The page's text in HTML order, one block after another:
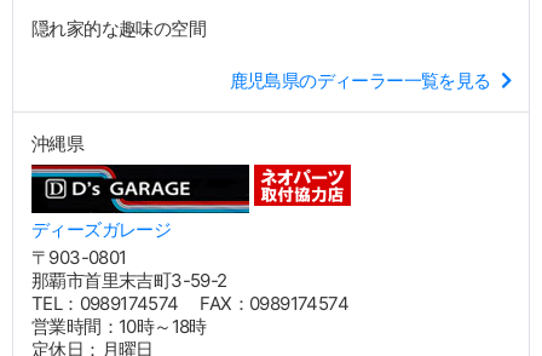
隠れ家的な趣味の空間
鹿児島県のディーラー一覧を見る
沖縄県
ディーズガレージ
〒903-0801
那覇市首里末吉町3-59-2
TEL：0989174574 FAX：0989174574
営業時間：10時～18時
定休日：月曜日